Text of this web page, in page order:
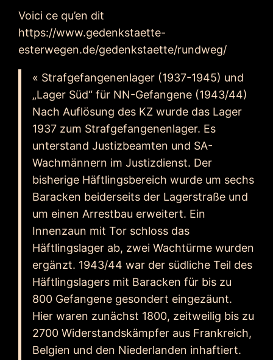
Voici ce qu’en dit
https://www.gedenkstaette-
esterwegen.de/gedenkstaette/rundweg/
« Strafgefangenenlager (1937-1945) und
„Lager Süd“ für NN-Gefangene (1943/44)
Nach Auflösung des KZ wurde das Lager
1937 zum Strafgefangenenlager. Es
unterstand Justizbeamten und SA-
Wachmännern im Justizdienst. Der
bisherige Häftlingsbereich wurde um sechs
Baracken beiderseits der Lagerstraße und
um einen Arrestbau erweitert. Ein
Innenzaun mit Tor schloss das
Häftlingslager ab, zwei Wachtürme wurden
ergänzt. 1943/44 war der südliche Teil des
Häftlingslagers mit Baracken für bis zu
800 Gefangene gesondert eingezäunt.
Hier waren zunächst 1800, zeitweilig bis zu
2700 Widerstandskämpfer aus Frankreich,
Belgien und den Niederlanden inhaftiert.